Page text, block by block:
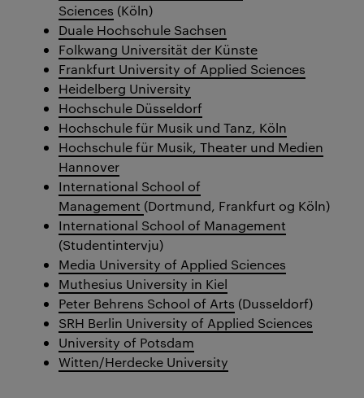
Sciences (Köln)
Duale Hochschule Sachsen
Folkwang Universität der Künste
Frankfurt University of Applied Sciences
Heidelberg University
Hochschule Düsseldorf
Hochschule für Musik und Tanz, Köln
Hochschule für Musik, Theater und Medien
Hannover
International School of
Management (Dortmund, Frankfurt og Köln)
International School of Management
(Studentintervju)
Media University of Applied Sciences
Muthesius University in Kiel
Peter Behrens School of Arts (Dusseldorf)
SRH Berlin University of Applied Sciences
University of Potsdam
Witten/Herdecke University